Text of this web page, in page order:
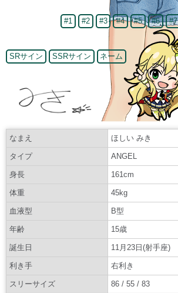
#1 #2 #3 #4 #5 #6 #7
SRサイン SSRサイン ネーム
なまえ ほしい みき
タイプ ANGEL
身長 161cm
体重 45kg
血液型 B型
年齢 15歳
誕生日 11月23日(射手座)
利き手 右利き
スリーサイズ 86 / 55 / 83